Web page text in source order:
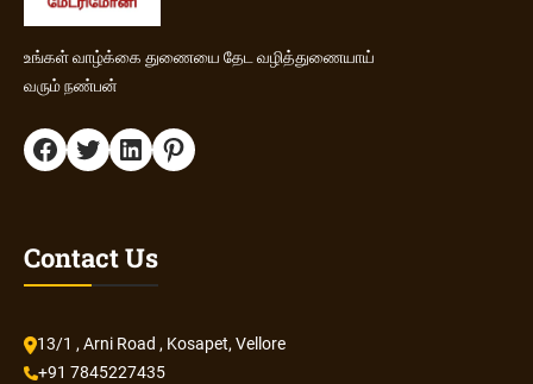
உங்கள் வாழ்க்கை துணையை தேட வழித்துணையாய்
வரும் நண்பன்
Facebook Twitter LinkedIn Pinterest
Contact Us
13/1 , Arni Road , Kosapet, Vellore
+91 7845227435